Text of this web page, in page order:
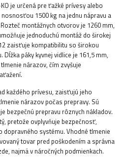
je určená pre ťažké prívesy alebo
1500 kg na jednu nápravu a
montážnych otvorov je 1260 mm,
jednoduchú montáž do širokej
zaisťuje kompatibilitu so širokou
páky kyvnej vidlice je 161,5 mm,
nárazov, čím zvyšuje
každého prívesu, zaisťujú jeho
nárazov počas prepravy. Sú
bezpečnú prepravu rôznych nákladov.
pretože ovplyvňuje bezpečnosť,
systému. Vhodné tlmenie
tovar pred poškodením a správna
najmä v náročných podmienkach.